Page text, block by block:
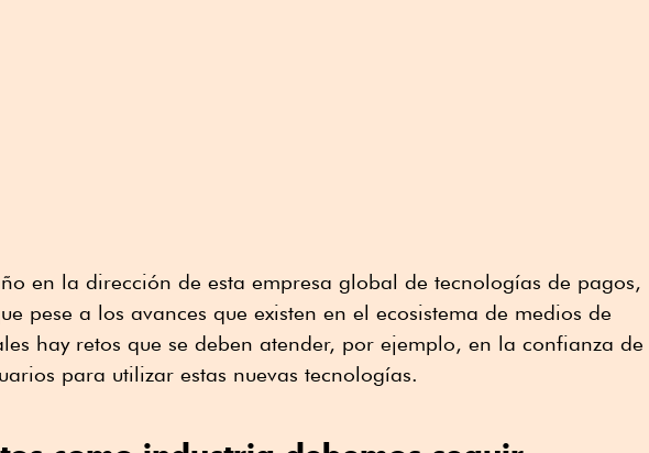
en la dirección de esta empresa global de tecnologías de pagos,
pese a los avances que existen en el ecosistema de medios de
hay retos que se deben atender, por ejemplo, en la confianza de
para utilizar estas nuevas tecnologías.